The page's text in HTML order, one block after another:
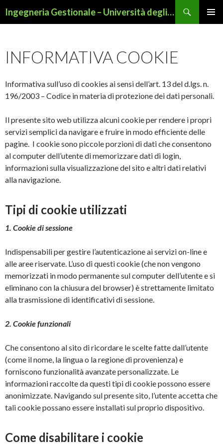
Ingegneria Gestionale – Università degli Studi di Roma Tor Vergata
INFORMATIVA COOKIE
Informativa sull’uso di cookies ai sensi dell’art. 13 del d.lgs. n.
196/2003 – Codice in materia di protezione dei dati personali.
Il presente sito web utilizza alcuni cookie per rendere i propri
servizi semplici da navigare e fruire in modo efficiente delle
pagine. I cookie sono piccole porzioni di dati che consentono
al computer dell’utente di memorizzare dati di login,
informazioni sulla visualizzazione del sito e altri dati relativi
alla navigazione.
Tipi di cookie utilizzati
1. Cookie di sessione
Indispensabili per gestire l’autenticazione ai servizi on-line e
alle aree riservate. L’uso di questi cookie (che non vengono
memorizzati in modo permanente sul computer dell’utente e si
eliminano con la chiusura del browser) è strettamente limitato
alla trasmissione di identificativi di sessione.
2. Cookie funzionali
Che consentono al sito di ricordare le scelte fatte dall’utente
(come il nome, la lingua o la regione di provenienza) e
forniscono funzionalità avanzate personalizzate. Le
informazioni raccolte da questi tipi di cookie possono essere
anonimizzate. Navigando sul presente sito, l’utente accetta che
tali cookie possano essere installati sul proprio dispositivo.
Come disabilitare i cookie